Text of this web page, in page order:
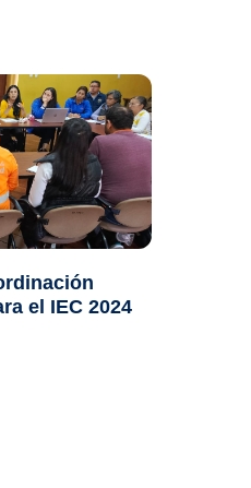
el IEC 2024